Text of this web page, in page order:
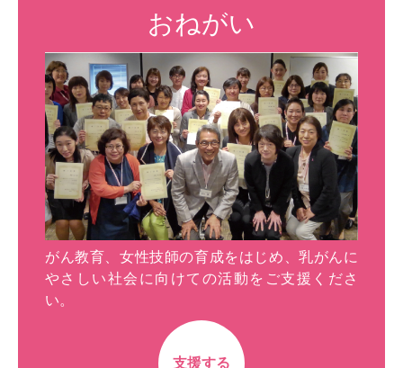
おねがい
がん教育、女性技師の育成をはじめ、乳がんに
やさしい社会に向けての活動をご支援くださ
い。
支援する